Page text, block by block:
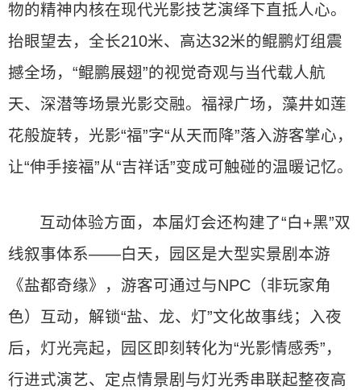
物的精神内核在现代光影技艺演绎下直抵人心。
抬眼望去，全长210米、高达32米的鲲鹏灯组震
撼全场，“鲲鹏展翅”的视觉奇观与当代载人航
天、深潜等场景光影交融。福禄广场，藻井如莲
花般旋转，光影“福”字“从天而降”落入游客掌心，
让“伸手接福”从“吉祥话”变成可触碰的温暖记忆。
互动体验方面，本届灯会还构建了“白+黑”双
线叙事体系——白天，园区是大型实景剧本游
《盐都奇缘》，游客可通过与NPC（非玩家角
色）互动，解锁“盐、龙、灯”文化故事线；入夜
后，灯光亮起，园区即刻转化为“光影情感秀”，
行进式演艺、定点情景剧与灯光秀串联起整夜高